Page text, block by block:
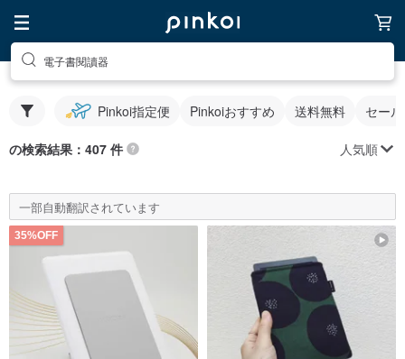
電子書閱讀器
Pinkoi指定便 Pinkoiおすすめ 送料無料 セー
の検索結果：407 件 人気順
一部自動翻訳されています
35%OFF